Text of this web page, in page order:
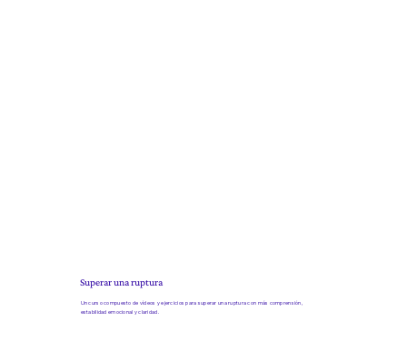
Superar una ruptura
Un curso compuesto de vídeos y ejercicios para superar una ruptura con más comprensión,
estabilidad emocional y claridad.